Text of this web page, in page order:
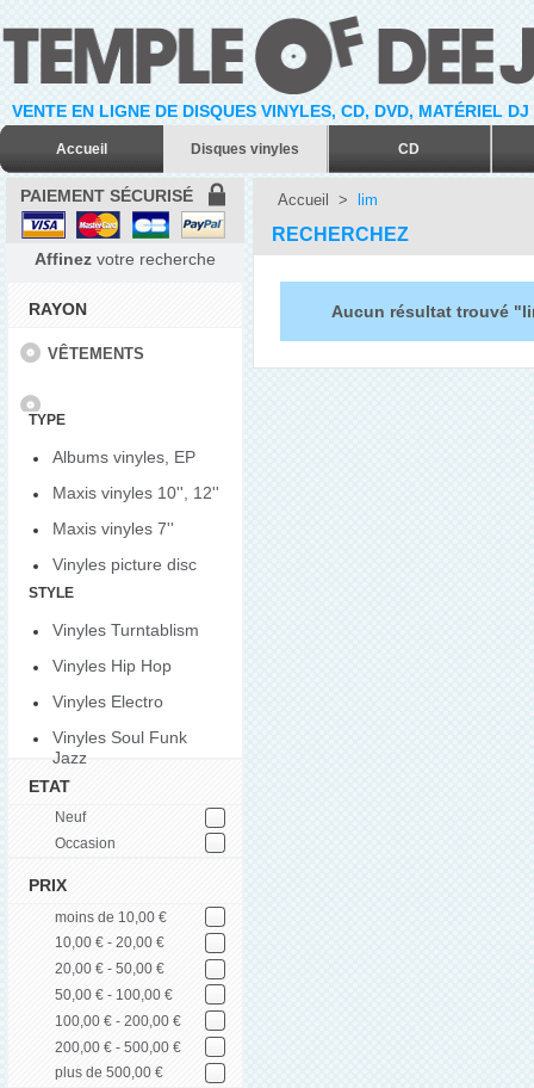
VENTE EN LIGNE DE DISQUES VINYLES, CD, DVD, MATÉRIEL
Accueil Disques vinyles CD
PAIEMENT SÉCURISÉ
Affinez votre recherche
RAYON
VÊTEMENTS
TYPE
Albums vinyles, EP
Maxis vinyles 10'', 12''
Maxis vinyles 7''
Vinyles picture disc
STYLE
Vinyles Turntablism
Vinyles Hip Hop
Vinyles Electro
Vinyles Soul Funk
Jazz
ETAT
Neuf
Occasion
PRIX
moins de 10,00 €
10,00 € - 20,00 €
20,00 € - 50,00 €
50,00 € - 100,00 €
100,00 € - 200,00 €
200,00 € - 500,00 €
plus de 500,00 €
Accueil > lim
RECHERCHEZ
Aucun résultat trouvé